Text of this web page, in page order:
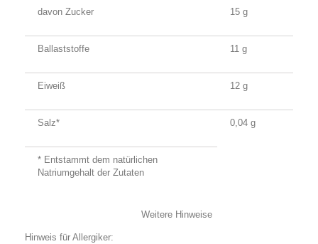
davon Zucker 15 g
Ballaststoffe 11 g
Eiweiß 12 g
Salz* 0,04 g
* Entstammt dem natürlichen
Natriumgehalt der Zutaten
Weitere Hinweise
Hinweis für Allergiker: